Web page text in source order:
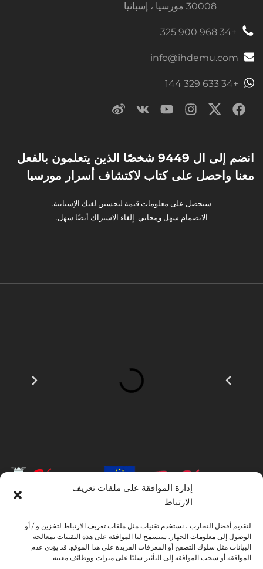
إدارة الموافقة على ملفات تعريف
الارتباط
لتقديم أفضل التجارب ، نستخدم تقنيات مثل ملفات تعريف الارتباط لتخزين و / أو
الوصول إلى معلومات الجهاز. ستسمح لنا الموافقة على هذه التقنيات بمعالجة
البيانات مثل سلوك التصفح أو المعرفات الفريدة على هذا الموقع. قد يؤدي عدم
الموافقة أو سحب الموافقة إلى التأثير سلبًا على ميزات ووظائف معينة.
30008 مورسيا ، إسبانيا
+34 968 900 325
info@ihdemu.com
+34 633 329 144
انضم إلى ال 9449 شخصًا الذين يتعلمون بالفعل
معنا واحصل على كتاب لاكتشاف أسرار مورسيا
ستحصل على معلومات قيمة لتحسين لغتك الإسبانية.
الانضمام سهل ومجاني. إلغاء الاشتراك أيضًا سهل.
المستفيد من الصندوق الأوروبي للتنمية الإقليمية الذي يهدف إلى تطوير استخدام وجودة
تكنولوجيا المعلومات والاتصالات وإمكانية الوصول إليها ، وبفضل ذلك نفذت الحلول
التالية: التواجد عبر الإنترنت من خلال موقع إلكتروني. تم اتخاذ الإجراء الحالي في عام
2020. ولهذا الغرض ، تم دعمه من قبل برنامج TIC Cámaras ، من قبل كامارا من